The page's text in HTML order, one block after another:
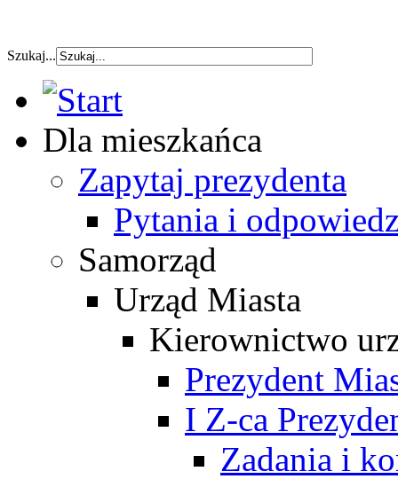
szybka pozyczka
Szukaj...
Dla mieszkańca
Zapytaj prezydenta
Pytania i
Samorząd
Urząd Miasta
Kierownictwo
Prezydent
I Z-ca
Zadania i